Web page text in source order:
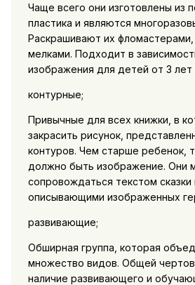
Чаще всего они изготовлены из
пластика и являются
Раскрашивают их
мелками. Подходит в
изображения для детей от 3 лет
контурные;
Привычные для всех книжки, в
закрасить рисунок,
контуров. Чем старше ребенок,
должно быть изображение. Они
сопровождаться текстом сказки
описывающими изображенных
развивающие;
Обширная группа, которая
множество видов. Общей чертов
наличие развивающего и